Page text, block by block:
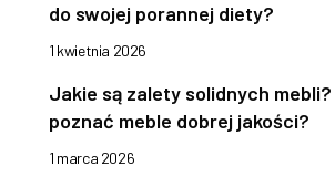
do swojej porannej diety?
1 kwietnia 2026
Jakie są zalety solidnych
poznać meble dobrej jakości?
1 marca 2026